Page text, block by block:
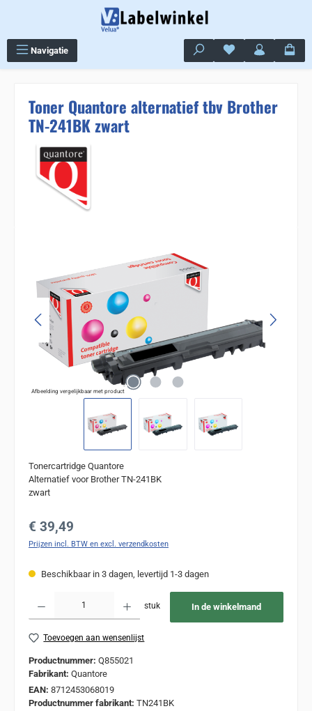
Navigatie Je hebt 0 items op
Toner Quantore alternatief tbv Brother
TN-241BK zwart
Afbeelding vergelijkbaar met product
Tonercartridge Quantore
Alternatief voor Brother TN-241BK
zwart
Normale prijs:
€ 39,49
Prijzen incl. BTW en excl. verzendkosten
Beschikbaar in 3 dagen, levertijd 1-3 dagen
stuk In de winkelmand
Toevoegen aan wensenlijst
Productnummer: Q855021
Fabrikant: Quantore
EAN: 8712453068019
Productnummer fabrikant: TN241BK